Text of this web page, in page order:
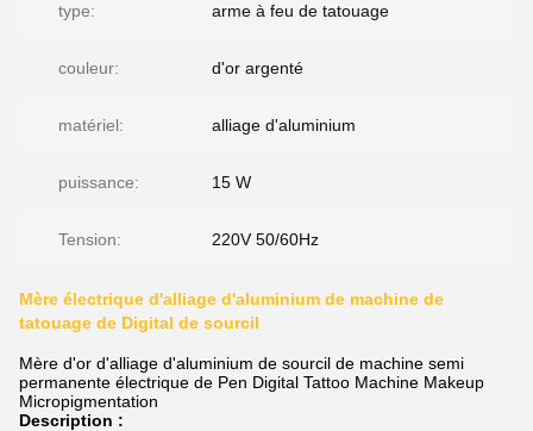
type: arme à feu de tatouage
couleur: d'or argenté
matériel: alliage d'aluminium
puissance: 15 W
Tension: 220V 50/60Hz
Mère électrique d'alliage d'aluminium de machine de
tatouage de Digital de sourcil
Mère d'or d'alliage d'aluminium de sourcil de machine semi
permanente électrique de Pen Digital Tattoo Machine Makeup
Micropigmentation
Description :